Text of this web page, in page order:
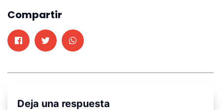
Compartir
Deja una respuesta